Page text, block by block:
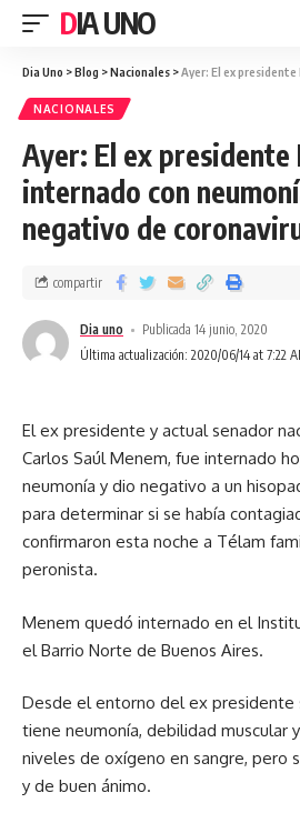
DIA UNO
Dia Uno >Blog >Nacionales >Ayer: El ex presidente Menem fue
NACIONALES
Ayer: El ex presidente
internado con
negativo de
Última actualización: 2020/06/14 at 7:22
Dia uno Publicada 14 junio, 2020
compartir
El ex presidente y actual senador
Carlos Saúl Menem, fue internado
neumonía y dio negativo a un
para determinar si se había
confirmaron esta noche a Télam
peronista.
Menem quedó internado en el
el Barrio Norte de Buenos Aires.
Desde el entorno del ex presidente
tiene neumonía, debilidad muscular
niveles de oxígeno en sangre, pero
y de buen ánimo.